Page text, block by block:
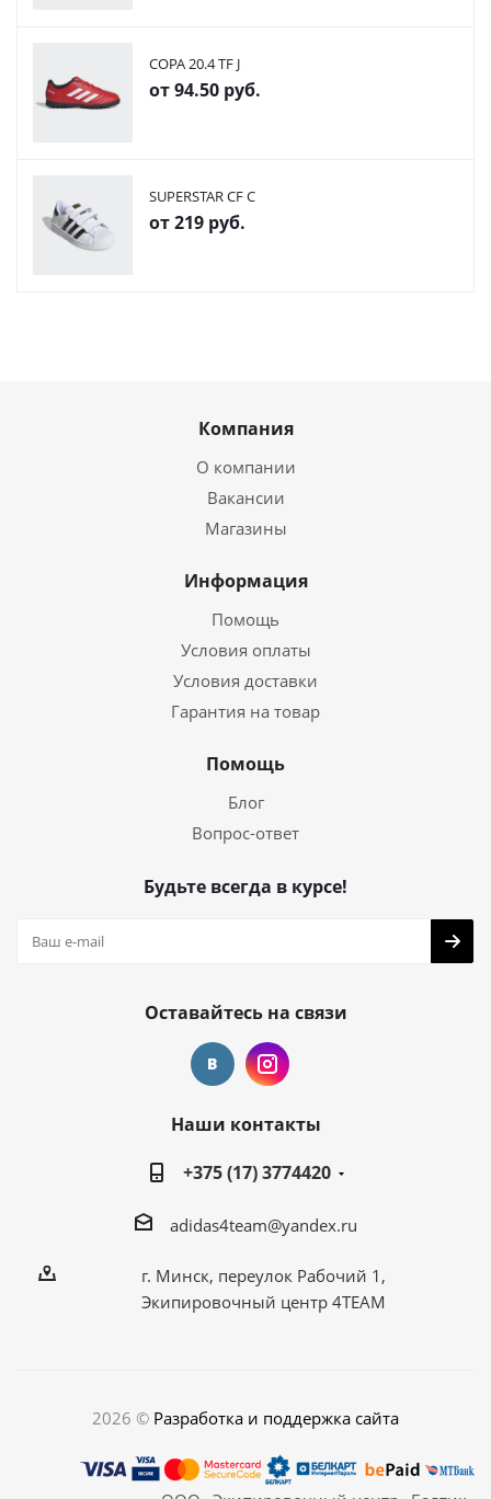
COPA 20.4 TF J
от94.50 руб.
SUPERSTAR CF C
от219 руб.
Компания
О компании
Вакансии
Магазины
Информация
Помощь
Условия оплаты
Условия доставки
Гарантия на товар
Помощь
Блог
Вопрос-ответ
Будьте всегда в курсе!
Оставайтесь на связи
Наши контакты
+375 (17) 3774420
adidas4team@yandex.ru
г. Минск, переулок Рабочий 1,
Экипировочный центр 4TEAM
2026 © Разработка и поддержка сайта